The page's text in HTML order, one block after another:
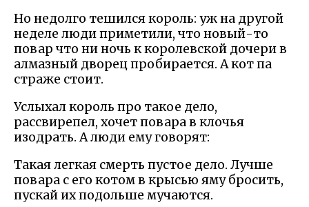
Но недолго тешился король: уж на другой
неделе люди приметили, что новый-то
повар что ни ночь к королевской дочери в
алмазный дворец пробирается. А кот па
страже стоит.
Услыхал король про такое дело,
рассвирепел, хочет повара в клочья
изодрать. А люди ему говорят:
Такая легкая смерть пустое дело. Лучше
повара с его котом в крысью яму бросить,
пускай их подольше мучаются.